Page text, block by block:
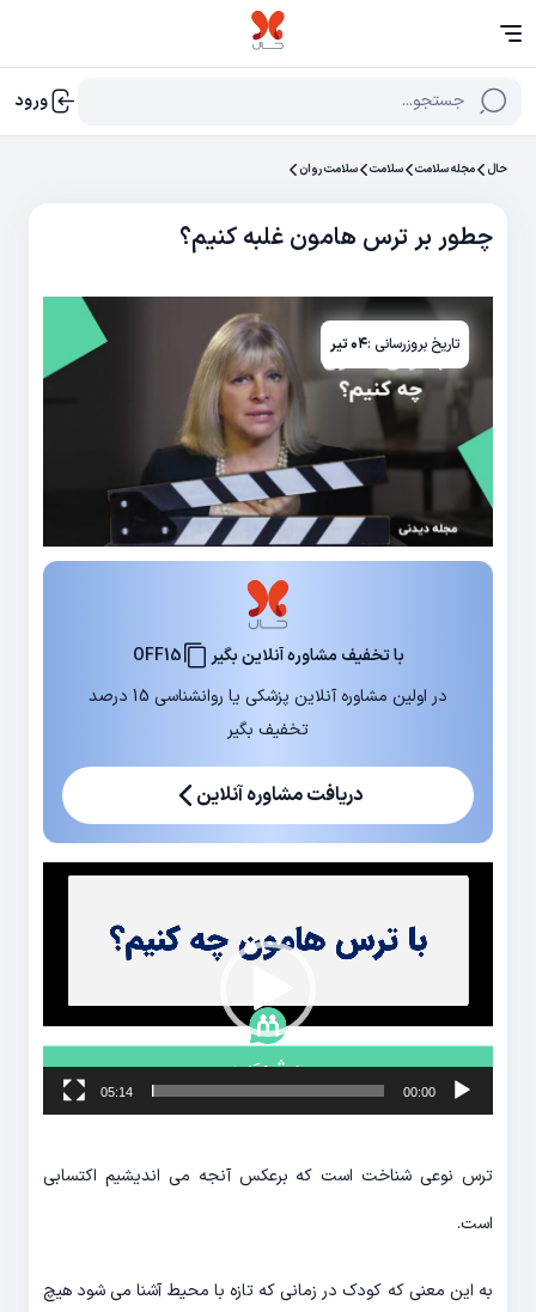
جستجو... ورود
حال مجله سلامت سلامت سلامت روان
چطور بر ترس هامون غلبه کنیم؟
تاریخ بروزرسانی :۰۴ تیر
با تخفیف مشاوره آنلاین بگیر
OFF15
در اولین مشاوره آنلاین پزشکی یا روانشناسی 15 درصد
تخفیف بگیر
دریافت مشاوره آنلاین
نمایشگر
00:00
05:14
ترس نوعی شناخت است که برعکس آنجه می اندیشیم اکتسابی
است.
به این معنی که کودک در زمانی که تازه با محیط آشنا می شود هیچ